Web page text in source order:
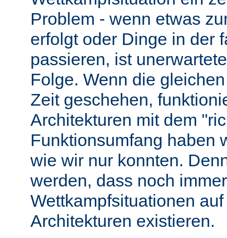
Problem - wenn etwas
erfolgt oder Dinge in der
passieren, ist
Folge. Wenn die
Zeit geschehen,
Architekturen mit dem
Funktionsumfang haben
wie wir nur konnten.
werden, dass noch immer
Wettkampfsituationen
Architekturen existieren.